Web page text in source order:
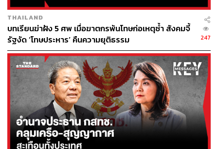
สาเหตุการตัดสินใจและกลยุทธ์ของยูเครน
การบุกโจมตีแผ่นดินรัสเซียเกิดขึ้นหลังจากที่กองทัพยูเครน
เริ่มประสบความพ่ายแพ้ในสมรภูมิที่แคว้นโดเนตสก์ ทาง
ตะวันออก ตลอดหลายสัปดาห์ที่ผ่านมา
ฌอน เบลล์ (Sean Bell) อดีตนักบินขับไล่และนักวิเคราะห์
ด้านการทหารมองว่า เหตุผลในการตัดสินใจบุกรัสเซียของ
ยูเครน ประการแรกคือ ‘เพื่อชิงความได้เปรียบ’ จากการที่ทั้ง
สองประเทศนั้นมีพรมแดนติดกันที่ยาวมาก และเป็นไปได้สูง
ว่ากองทัพยูเครนสามารถเล็ดลอดเข้าไปในรัสเซียได้โดยที่
ข่าวกรองของรัสเซียไม่สามารถรับรู้และป้องกันได้ล่วงหน้า
THAILAND
บทเรียนฆ่าฝัง 5 ศพ เมื่อฆาตกรพ้นโทษก่อเหตุซ้ำ สังคมจี้
รัฐงัด ‘โทษประหาร’ คืนความยุติธรรม
247